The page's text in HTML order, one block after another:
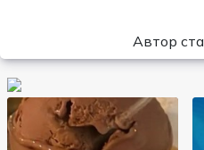
Автор